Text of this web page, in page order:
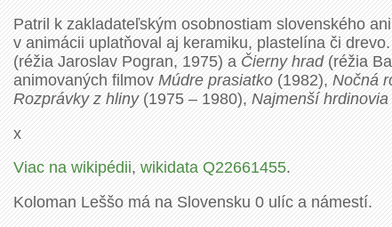
Patril k zakladateľským osobnostiam slovenského
v animácii uplatňoval aj keramiku, plastelína či
(réžia Jaroslav Pogran, 1975) aČierny hrad(réžia
animovaných filmovMúdre prasiatko(1982),Nočná
Rozprávky z hliny(1975 – 1980),Najmenší hrdinovia
x
Viac na wikipédii,wikidata Q22661455.
Koloman Leššo má na Slovensku 0 ulíc a námestí.